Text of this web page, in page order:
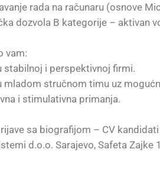
rada na računaru (osnove
dozvola B kategorije – aktivan
vam:
stabilnoj i perspektivnoj firmi.
mladom stručnom timu uz
i stimulativna primanja.
sa biografijom – CV
d.o.o. Sarajevo, Safeta Zajke